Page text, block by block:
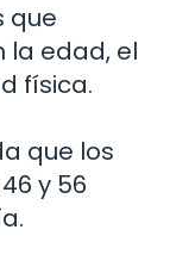
que
la edad, el
física.
que los
y 56